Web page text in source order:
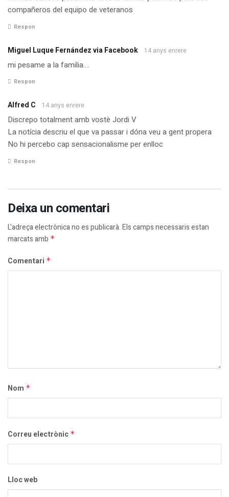
compañeros del equipo de veteranos
Respon
Miguel Luque Fernández via Facebook 14 anys enrere
mi pesame a la familia….
Respon
Alfred C 14 anys enrere
Discrepo totalment amb vostè Jordi V
La notícia descriu el que va passar i dóna veu a gent propera
No hi percebo cap sensacionalisme per enlloc
Respon
Deixa un comentari
L'adreça electrònica no es publicarà.Els camps necessaris estan
marcats amb *
Comentari *
Nom *
Correu electrònic *
Lloc web